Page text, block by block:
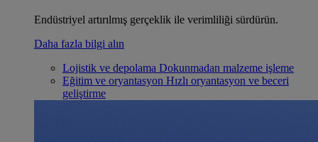
Endüstriyel artırılmış gerçeklik ile verimliliği sürdürün.
Daha fazla bilgi alın
Lojistik ve depolama Dokunmadan malzeme işleme
Eğitim ve oryantasyon Hızlı oryantasyon ve beceri
geliştirme